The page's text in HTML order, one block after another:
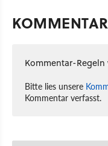
Kommentar-Regeln
Bitte lies unsere
Kommentar verfasst.